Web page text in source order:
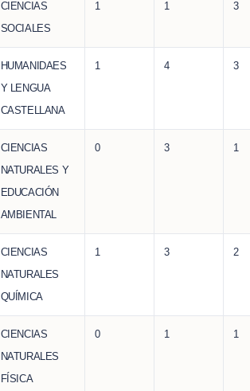
CIENCIAS
SOCIALES
1 1 3
HUMANIDAES
Y LENGUA
CASTELLANA
1 4 3
CIENCIAS
NATURALES Y
EDUCACIÓN
AMBIENTAL
0 3 1
CIENCIAS
NATURALES
QUÍMICA
1 3 2
CIENCIAS
NATURALES
FÍSICA
0 1 1